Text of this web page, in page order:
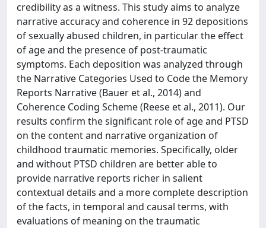
credibility as a witness. This study aims to analyze
narrative accuracy and coherence in 92 depositions
of sexually abused children, in particular the effect
of age and the presence of post-traumatic
symptoms. Each deposition was analyzed through
the Narrative Categories Used to Code the Memory
Reports Narrative (Bauer et al., 2014) and
Coherence Coding Scheme (Reese et al., 2011). Our
results confirm the significant role of age and PTSD
on the content and narrative organization of
childhood traumatic memories. Specifically, older
and without PTSD children are better able to
provide narrative reports richer in salient
contextual details and a more complete description
of the facts, in temporal and causal terms, with
evaluations of meaning on the traumatic